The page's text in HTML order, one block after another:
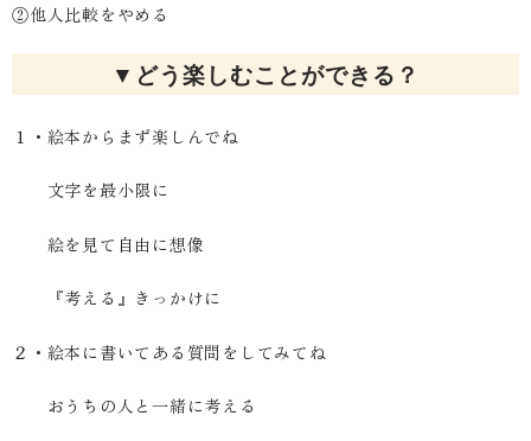
②他人比較をやめる
▼どう楽しむことができる？
１・絵本からまず楽しんでね
文字を最小限に
絵を見て自由に想像
『考える』きっかけに
２・絵本に書いてある質問をしてみてね
おうちの人と一緒に考える